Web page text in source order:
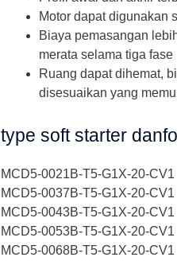
Motor dapat digunakan
Biaya pemasangan
merata selama tiga fase
Ruang dapat dihemat,
disesuaikan yang
type soft starter
MCD5-0021B-T5-G1X-20-CV1
MCD5-0037B-T5-G1X-20-CV1
MCD5-0043B-T5-G1X-20-CV1
MCD5-0053B-T5-G1X-20-CV1
MCD5-0068B-T5-G1X-20-CV1